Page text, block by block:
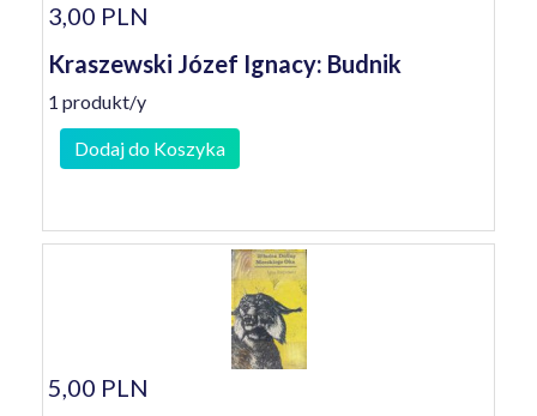
3,00 PLN
Kraszewski Józef Ignacy: Budnik
1 produkt/y
Dodaj do Koszyka
5,00 PLN